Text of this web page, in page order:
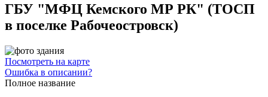
ГБУ "МФЦ Кемского МР РК" (ТОСП
в поселке Рабочеостровск)
Посмотреть на карте
Ошибка в описании?
Полное название